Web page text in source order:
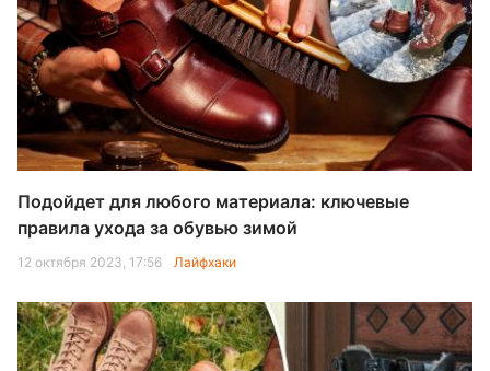
Подойдет для любого материала: ключевые
правила ухода за обувью зимой
12 октября 2023, 17:56 Лайфхаки